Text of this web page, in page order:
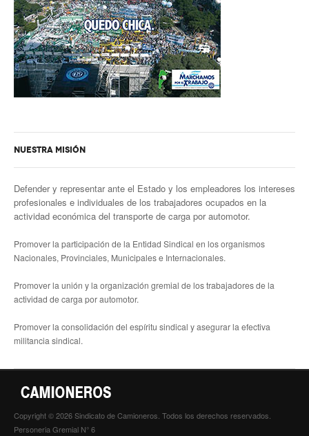
NUESTRA MISIÓN
Defender y representar ante el Estado y los empleadores los intereses
profesionales e individuales de los trabajadores ocupados en la
actividad económica del transporte de carga por automotor.
Promover la participación de la Entidad Sindical en los organismos
Nacionales, Provinciales, Municipales e Internacionales.
Promover la unión y la organización gremial de los trabajadores de la
actividad de carga por automotor.
Promover la consolidación del espíritu sindical y asegurar la efectiva
militancia sindical.
Copyright © 2026 Sindicato de Camioneros. Todos los derechos reservados.
Personeria Gremial N° 6